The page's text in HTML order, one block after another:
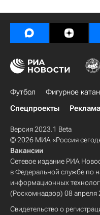
Футбол Фигурное
Спецпроекты
Реклама
Версия 2023.1 Beta
© 2026 МИА «Россия
Вакансии
Сетевое издание РИА
в Федеральной службе по
информационных
(Роскомнадзор) 08 апреля
Свидетельство о